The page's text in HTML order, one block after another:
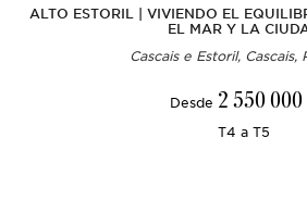
ALTO ESTORIL | VIVIENDO EL
EL MAR Y LA
Cascais e Estoril, Cascais,
Desde 2 550 000
T4 a T5